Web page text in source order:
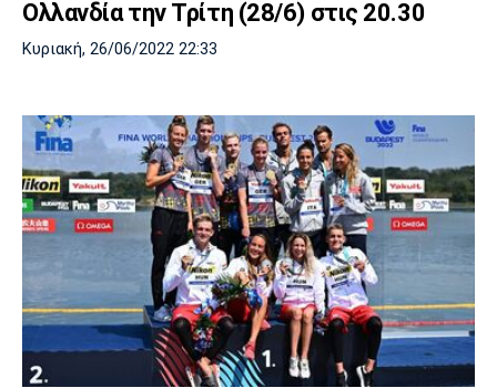
Ολλανδία την Τρίτη (28/6) στις 20.30
Κυριακή, 26/06/2022 22:33